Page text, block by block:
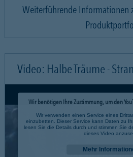
Weiterführende Informationen
Video: Halbe Träume -
Wir benötigen Ihre Zustimmung, um den
Wir verwenden einen Service eines
einzubetten. Dieser Service kann Daten zu
lesen Sie die Details durch und stimmen Sie
dieses Video
Mehr